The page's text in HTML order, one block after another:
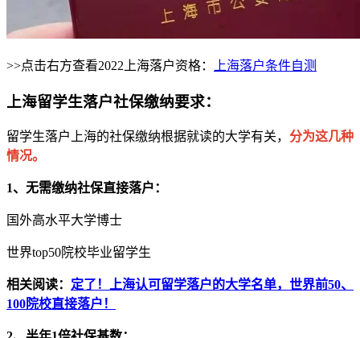
>>点击右方查看2022上海落户资格： 上海落户条件自测
上海留学生落户社保缴纳要求：
留学生落户上海的社保缴纳根据就读的大学有关， 分为这几种
情况。
1、无需缴纳社保直接落户：
国外高水平大学博士
世界top50院校毕业留学生
相关阅读： 定了！上海认可留学落户的大学名单，世界前50、
100院校直接落户！